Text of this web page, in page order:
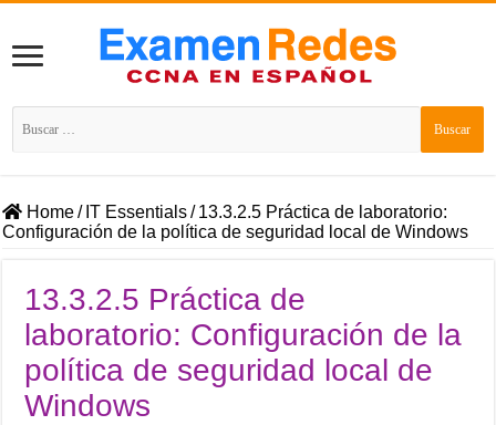
Buscar:
Home/ IT Essentials/ 13.3.2.5 Práctica de laboratorio:
Configuración de la política de seguridad local de Windows
13.3.2.5 Práctica de
laboratorio: Configuración de la
política de seguridad local de
Windows